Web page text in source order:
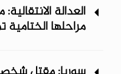
العدالة
مراحلها